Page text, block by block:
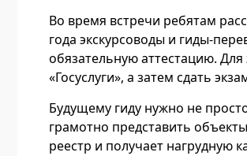
Во время встречи ребятам
года экскурсоводы и гиды-
обязательную аттестацию.
«Госуслуги», а затем сдать
Будущему гиду нужно не
грамотно представить
реестр и получает нагрудную